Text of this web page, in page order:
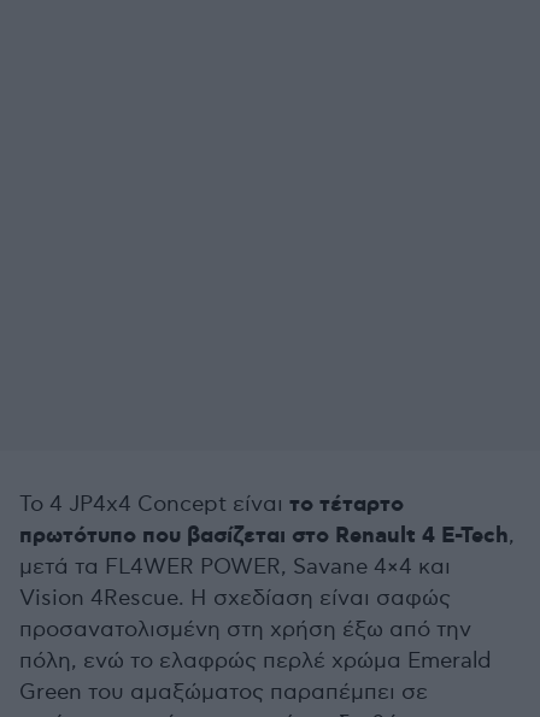
Το 4 JP4x4 Concept είναι το τέταρτο
πρωτότυπο που βασίζεται στο Renault 4 E-Tech,
μετά τα FL4WER POWER, Savane 4×4 και
Vision 4Rescue. Η σχεδίαση είναι σαφώς
προσανατολισμένη στη χρήση έξω από την
πόλη, ενώ το ελαφρώς περλέ χρώμα Emerald
Green του αμαξώματος παραπέμπει σε